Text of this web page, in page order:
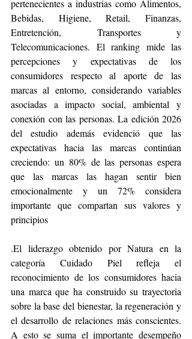
pertenecientes a industrias como Alimentos,
Bebidas, Higiene, Retail, Finanzas,
Entretención, Transportes y
Telecomunicaciones. El ranking mide las
percepciones y expectativas de los
consumidores respecto al aporte de las
marcas al entorno, considerando variables
asociadas a impacto social, ambiental y
conexión con las personas. La edición 2026
del estudio además evidenció que las
expectativas hacia las marcas continúan
creciendo: un 80% de las personas espera
que las marcas las hagan sentir bien
emocionalmente y un 72% considera
importante que compartan sus valores y
principios
.El liderazgo obtenido por Natura en la
categoría Cuidado Piel refleja el
reconocimiento de los consumidores hacia
una marca que ha construido su trayectoria
sobre la base del bienestar, la regeneración y
el desarrollo de relaciones más conscientes.
A esto se suma el importante desempeño